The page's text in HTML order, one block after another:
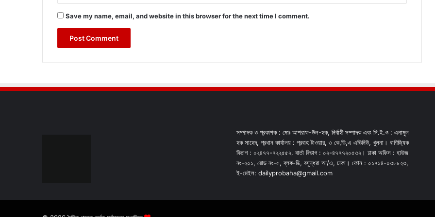
Save my name, email, and website in this browser for the next time I comment.
সম্পাদক ও প্রকাশক : মোঃ আশরাফ-উল-হক, নির্বাহী সম্পাদক এবং সি.ই.ও : এনামুল
হক সাহেদ, প্রধান কার্যালয় : প্রবাহ টাওয়ার, ৩ কে,ডি,এ এভিনিউ, খুলনা। বাণিজ্যিক
বিভাগ : ০২৪৭৭-৭২২৫৫২. বার্তা বিভাগ : ০২-৪৭৭৭২০৫৩২। ঢাকা অফিস : হাউজ
নং-২০১, রোড নং-৫, ব্লক-ডি, বসুন্ধরা আ/এ, ঢাকা। ফোন : ০১৭১৪-০৩৮৮২৩,
ই-মেইল: dailyprobaha@gmail.com